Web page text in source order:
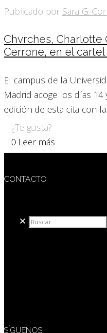
Publicado por Sara G.
Chvrches, Charlotte
Cerrone, en el
El campus de la
Madrid acoge los días
edición de esta cita con
¿Te gusta?
0 Leer más
CONTACTO
✕
SÍGUENOS